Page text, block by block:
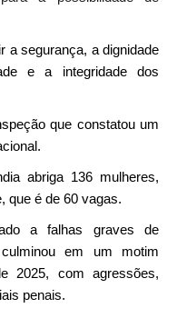
a segurança, a dignidade
e a integridade dos
que constatou um
abriga 136 mulheres,
que é de 60 vagas.
a falhas graves de
em um motim
2025, com agressões,
penais.